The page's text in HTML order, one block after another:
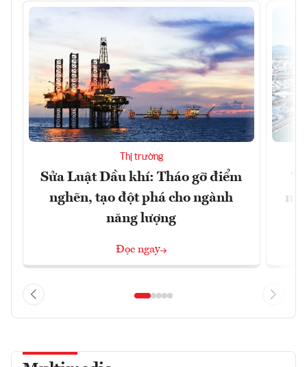
Thị trường
Sửa Luật Dầu khí: Tháo gỡ điểm
nghẽn, tạo đột phá cho ngành
năng lượng
Đọc ngay